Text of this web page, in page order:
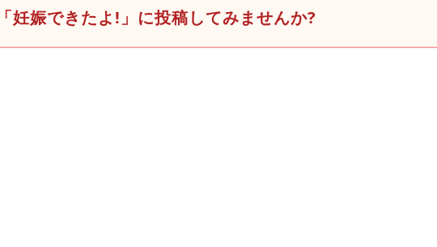
妊娠できたよ!」に投稿してみませんか?